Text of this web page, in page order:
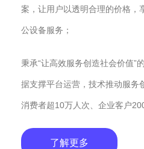
案，让用户以透明合理的价格，
公设备服务；
秉承“让高效服务创造社会价值”
据支撑平台运营，技术推动服务
消费者超10万人次、企业客户
了解更多